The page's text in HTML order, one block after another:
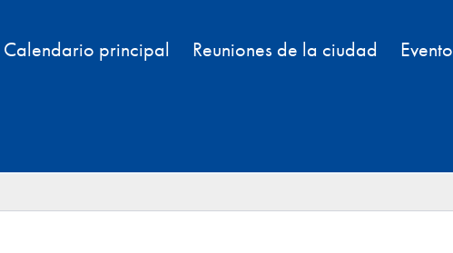
Calendario principal Reuniones de la ciudad